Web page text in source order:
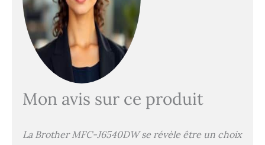
norme ISO/IEC 24711), câble d'alimentation,
guide d'installation (français non garanti).
Câble de données non inclus.
Mon avis sur ce produit
La Brother MFC-J6540DW se révèle être un choix